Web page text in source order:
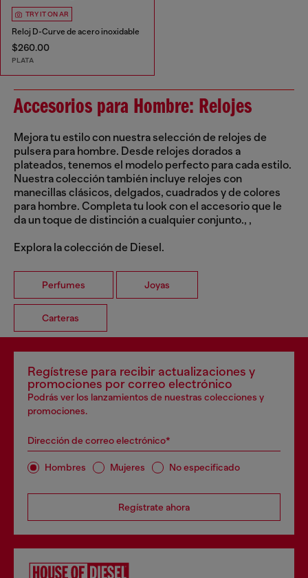
TRY IT ON AR
Reloj D-Curve de acero inoxidable
$260.00
PLATA
Accesorios para Hombre: Relojes
Mejora tu estilo con nuestra selección de relojes de
pulsera para hombre. Desde relojes dorados a
plateados, tenemos el modelo perfecto para cada estilo.
Nuestra colección también incluye relojes con
manecillas clásicos, delgados, cuadrados y de colores
para hombre. Completa tu look con el accesorio que le
da un toque de distinción a cualquier conjunto., ,
Explora la colección de Diesel.
Perfumes Joyas
Carteras
Regístrese para recibir actualizaciones y
promociones por correo electrónico
Podrás ver los lanzamientos de nuestras colecciones y
promociones.
Dirección de correo electrónico*
Hombres Mujeres No especificado
Regístrate ahora